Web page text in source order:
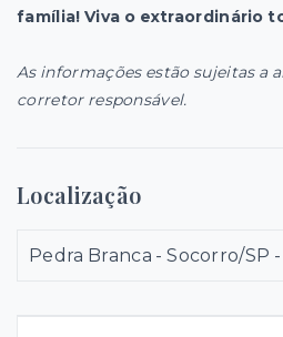
família! Viva o extraordinário
As informações estão sujeitas a
corretor responsável.
Localização
Pedra Branca - Socorro/SP